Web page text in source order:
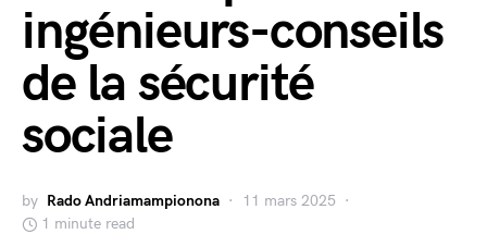
ingénieurs-conseils
de la sécurité
sociale
by Rado Andriamampionona
11 mars 2025
1 minute read